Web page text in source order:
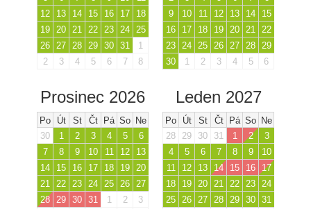
12
13 14 15 16 17
18
19 20 21 22 23 24 25
26 27 28 29 30 31
1
2
3 4 5 6 7 8
9
10 11 12 13 14
15
16
17 18 19 20 21 22
23 24 25 26 27 28 29
30
1 2 3 4 5 6
Prosinec 2026
Po Út St Čt Pá So Ne
30
1 2 3 4 5
6
7
8 9 10 11 12
13
14
15 16 17 18 19
20
21
22 23 24 25 26
27
28
29 30 31 1 2
3
Leden 2027
Po Út St Čt Pá So Ne
28
29 30 31 1 2
3
4
5 6 7 8 9
10
11
12 13 14 15 16
17
18
19 20 21 22 23
24
25
26 27 28 29 30 31